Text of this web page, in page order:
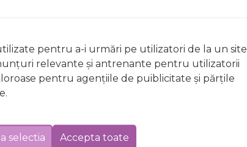
pentru a-i urmări pe utilizatori de la un site
relevante şi antrenante pentru utilizatorii
pentru agenţiile de puiblicitate şi părţile
selectia Accepta toate